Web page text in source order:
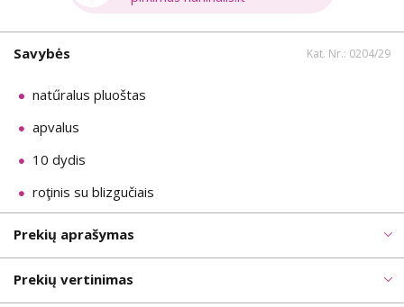
Savybės Kat. Nr.: 0204/29
natűralus pluoštas
apvalus
10 dydis
roţinis su blizgučiais
Prekių aprašymas
Prekių vertinimas